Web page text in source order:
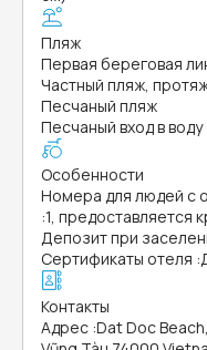
Пляж
Первая береговая
Частный пляж,
Песчаный пляж
Песчаный вход в воду
Особенности
Номера для людей с
:1, предоставляется
Депозит при
Сертификаты отеля :
Контакты
Адрес :Dat Doc